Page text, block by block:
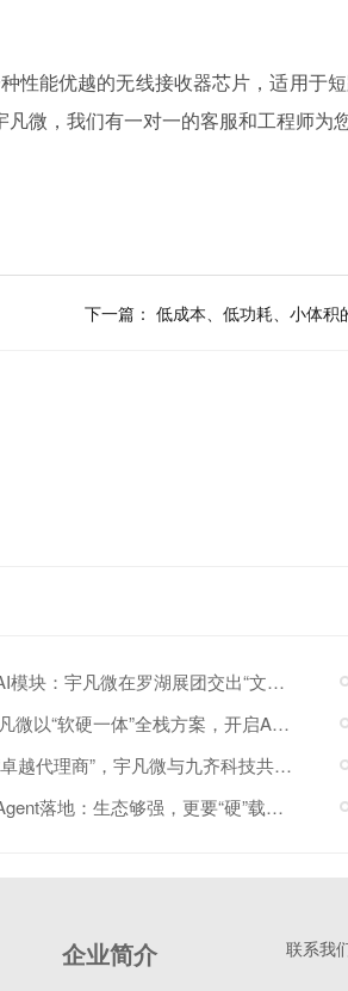
能优越的无线接收器芯片，适用于短
微，我们有一对一的客服和工程师为您
下一篇：
当文博会遇上AI模块：宇凡微在罗湖展团交出“文化+科技”新答卷
智见AI峰会:宇凡微以“软硬一体”全栈方案，开启AI硬件落地加速度
连续五年荣膺“卓越代理商”，宇凡微与九齐科技共赴新程
火山引擎破局Agent落地：生态够强，更要“硬”载体托底
企业简介 联系我